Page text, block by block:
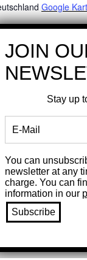
Google
anzeigen
Isinka Luxova
Hamacher |
Stay up
You can
newsletter at any
charge. You can
information in our